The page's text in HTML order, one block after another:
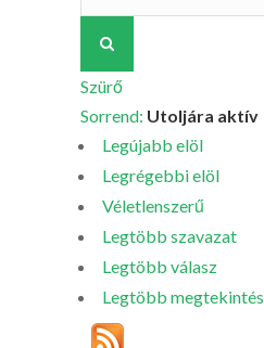
Szürő
Sorrend: Utoljára aktív
Legújabb elöl
Legrégebbi elöl
Véletlenszerű
Legtöbb szavazat
Legtöbb válasz
Legtöbb megtekintés